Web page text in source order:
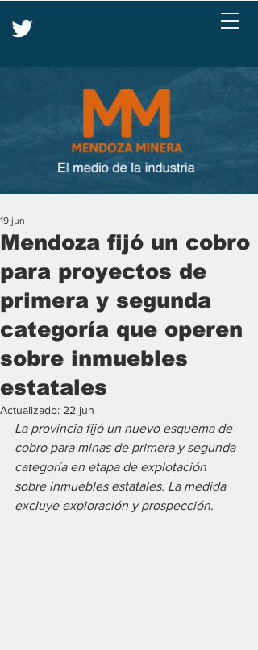
Mendoza fijó un cobro
para proyectos de
primera y segunda
categoría que operen
sobre inmuebles
estatales
19 jun
Actualizado: 22 jun
La provincia fijó un nuevo esquema de
cobro para minas de primera y segunda
categoría en etapa de explotación
sobre inmuebles estatales. La medida
excluye exploración y prospección.